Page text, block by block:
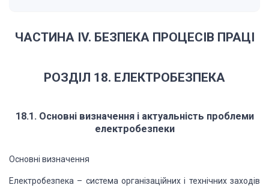
ЧАСТИНА IV. БЕЗПЕКА ПРОЦЕСІВ ПРАЦІ
РОЗДІЛ 18. ЕЛЕКТРОБЕЗПЕКА
18.1. Основні визначення і актуальність проблеми
електробезпеки
Основні визначення
Електробезпека – система організаційних і технічних заходів